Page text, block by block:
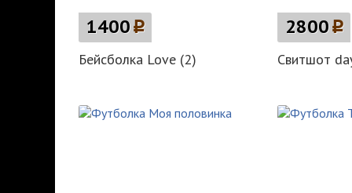
1400p
Бейсболка Love (2)
2800p
Свитшот